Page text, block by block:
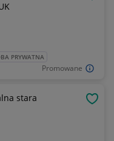
Promowane
PRYWATNA
stara